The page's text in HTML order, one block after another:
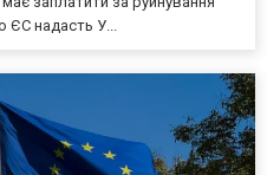
надасть У...